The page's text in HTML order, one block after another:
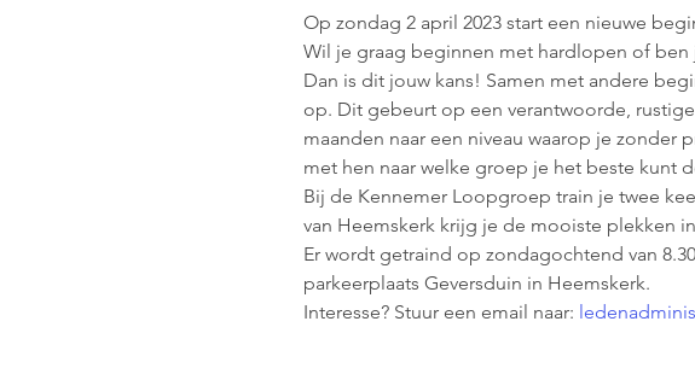
Op zondag 2 april 2023 start een nieuwe
Wil je graag beginnen met hardlopen of
Dan is dit jouw kans! Samen met andere
op. Dit gebeurt op een verantwoorde,
maanden naar een niveau waarop je
met hen naar welke groep je het beste kunt
Bij de Kennemer Loopgroep train je twee
van Heemskerk krijg je de mooiste plekken
Er wordt getraind op zondagochtend van
parkeerplaats Geversduin in Heemskerk.
Interesse? Stuur een email naar: